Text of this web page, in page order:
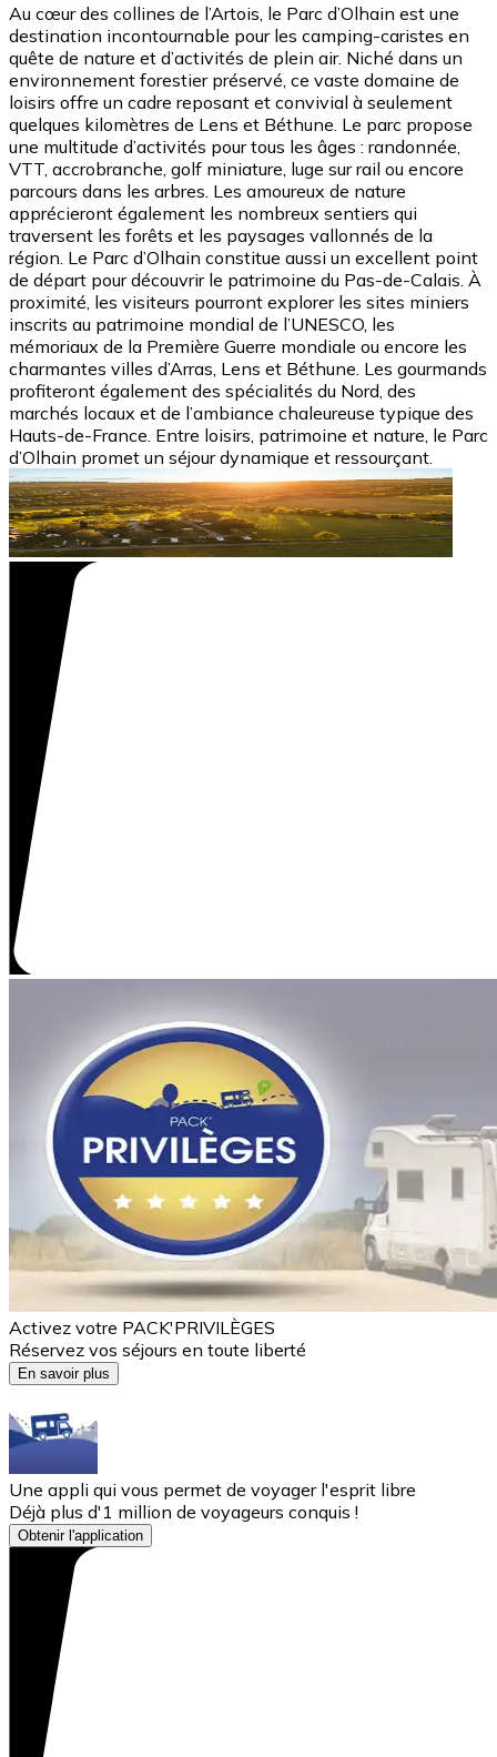
Au cœur des collines de l’Artois, le Parc d’Olhain est une
destination incontournable pour les camping-caristes en
quête de nature et d’activités de plein air. Niché dans un
environnement forestier préservé, ce vaste domaine de
loisirs offre un cadre reposant et convivial à seulement
quelques kilomètres de Lens et Béthune. Le parc propose
une multitude d’activités pour tous les âges : randonnée,
VTT, accrobranche, golf miniature, luge sur rail ou encore
parcours dans les arbres. Les amoureux de nature
apprécieront également les nombreux sentiers qui
traversent les forêts et les paysages vallonnés de la
région. Le Parc d’Olhain constitue aussi un excellent point
de départ pour découvrir le patrimoine du Pas-de-Calais. À
proximité, les visiteurs pourront explorer les sites miniers
inscrits au patrimoine mondial de l’UNESCO, les
mémoriaux de la Première Guerre mondiale ou encore les
charmantes villes d’Arras, Lens et Béthune. Les gourmands
profiteront également des spécialités du Nord, des
marchés locaux et de l’ambiance chaleureuse typique des
Hauts-de-France. Entre loisirs, patrimoine et nature, le Parc
d’Olhain promet un séjour dynamique et ressourçant.
Activez votre PACK'PRIVILÈGES
Réservez vos séjours en toute liberté
En savoir plus
Une appli qui vous permet de voyager l'esprit libre
Déjà plus d'1 million de voyageurs conquis !
Obtenir l'application